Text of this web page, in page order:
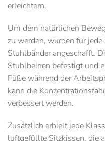
erleichtern.
Um dem natürlichen
zu werden, wurden für
Stuhlbänderangeschafft.
Stuhlbeinen befestigt und
Füße während der
kann die
verbessert werden.
Zusätzlich erhielt jede
luftgefüllte Sitzkissen, die